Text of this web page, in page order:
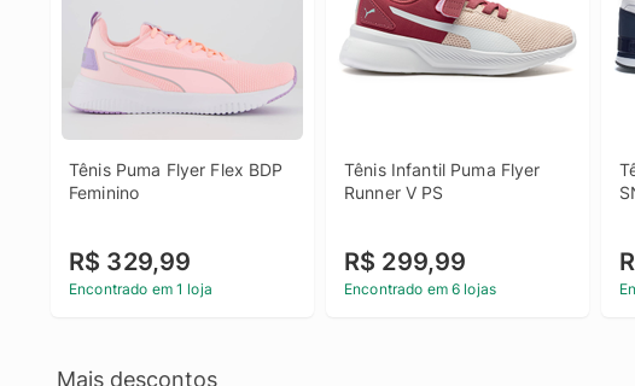
Tênis Puma Flyer Flex BDP
Feminino
R$ 329,99
Encontrado em 1 loja
Tênis Infantil Puma Flyer
Runner V PS
R$ 299,99
Encontrado em 6 lojas
Mais descontos